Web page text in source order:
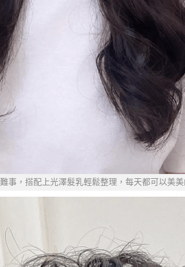
事，搭配上光澤髮乳輕鬆整理，每天都可以美